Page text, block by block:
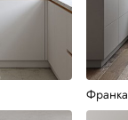
Франка